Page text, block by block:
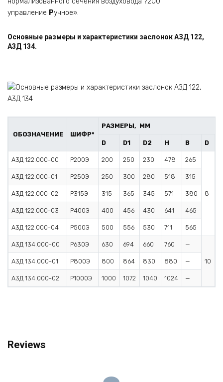
управление Ручное».
Основные размеры и характеристики заслонок АЗД 122,
А3Д 134.
ОБОЗНАЧЕНИЕ ШИФР*
РАЗМЕРЫ, ММ
D D1 D2 H B D
А3Д 122.000-00 Р200Э 200 250 230 478 265
8
А3Д 122.000-01 Р250Э 250 300 280 518 315
А3Д 122.000-02 Р315Э 315 365 345 571 380
А3Д 122.000-03 Р400Э 400 456 430 641 465
А3Д 122.000-04 Р500Э 500 556 530 711 565
А3Д 134.000-00 Р630Э 630 694 660 760 —
10
А3Д 134.000-01 Р800Э 800 864 830 880 —
А3Д 134.000-02 Р1000Э 1000 1072 1040 1024 —
Reviews